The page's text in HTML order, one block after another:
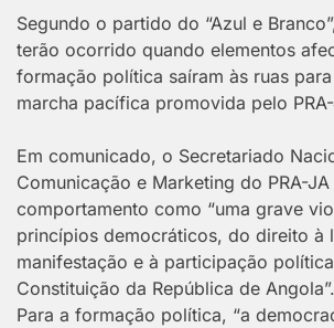
Segundo o partido do “Azul e
terão ocorrido quando elementos
formação política saíram às ruas
marcha pacífica promovida pelo
Em comunicado, o Secretariado
Comunicação e Marketing do PRA-
comportamento como “uma grave
princípios democráticos, do direito à
manifestação e à participação
Constituição da República de Angola”.
Para a formação política, “a